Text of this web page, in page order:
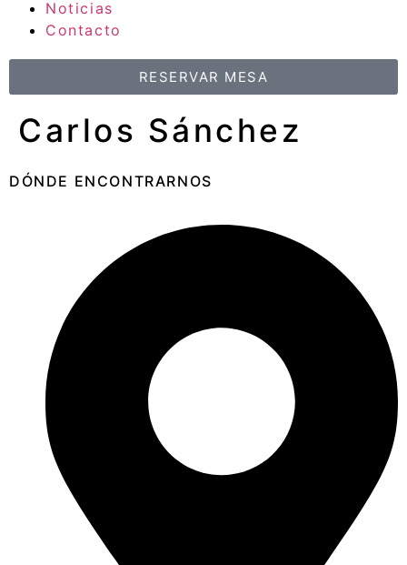
Noticias
Contacto
RESERVAR MESA
Carlos Sánchez
DÓNDE ENCONTRARNOS